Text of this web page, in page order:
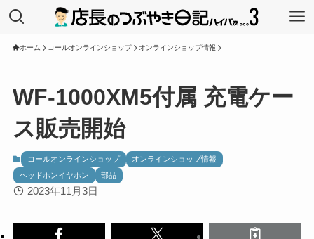
ホーム コールオンラインショップ オンラインショップ情報
WF-1000XM5付属 充電ケー
ス販売開始
コールオンラインショップ
オンラインショップ情報
ヘッドホンイヤホン
部品
2023年11月3日